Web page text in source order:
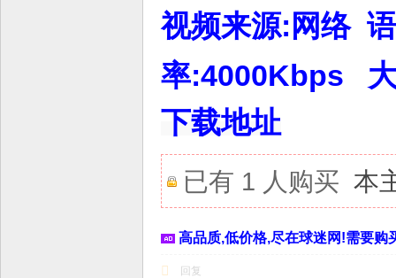
视频来源:网络
率:4000Kbps
下载地址
已有 1 人购买 本
高品质,低价格,尽在球迷网!需要购
回复